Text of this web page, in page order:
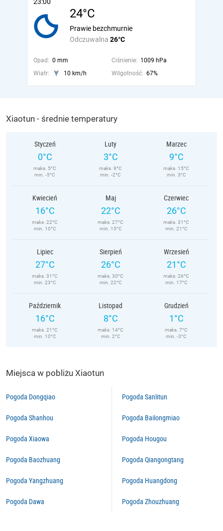
24°C
Odczuwalna 26°C
Prawie bezchmurnie
Opad: 0 mm Ciśnienie: 1009 hPa
Wiatr:
10 km/h Wilgotność: 67%
Xiaotun - średnie temperatury
Styczeń
0°C
maks. 5°C
min. -5°C
Luty
3°C
maks. 9°C
min. -2°C
Marzec
9°C
maks. 15°C
min. 3°C
Kwiecień
16°C
maks. 22°C
min. 10°C
Maj
22°C
maks. 27°C
min. 15°C
Czerwiec
26°C
maks. 31°C
min. 21°C
Lipiec
27°C
maks. 31°C
min. 23°C
Sierpień
26°C
maks. 30°C
min. 22°C
Wrzesień
21°C
maks. 26°C
min. 17°C
Październik
16°C
maks. 21°C
min. 10°C
Listopad
8°C
maks. 14°C
min. 2°C
Grudzień
1°C
maks. 7°C
min. -3°C
Miejsca w pobliżu Xiaotun
Pogoda Dongqiao
Pogoda Shanhou
Pogoda Xiaowa
Pogoda Baozhuang
Pogoda Yangzhuang
Pogoda Dawa
Pogoda Sanlitun
Pogoda Bailongmiao
Pogoda Hougou
Pogoda Qiangongtang
Pogoda Huangdong
Pogoda Zhouzhuang